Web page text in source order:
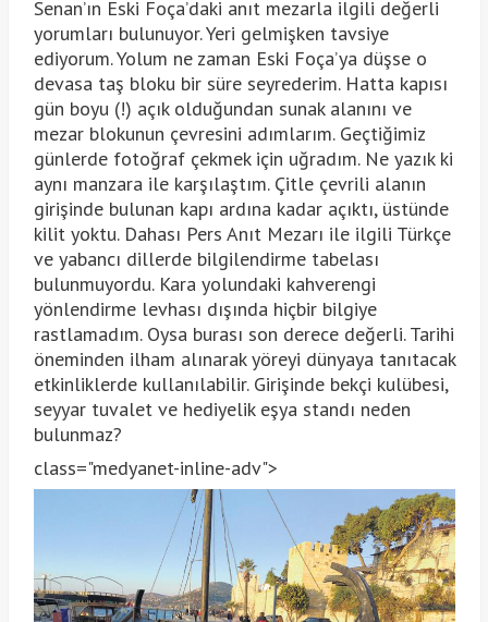
Senan’ın Eski Foça’daki anıt mezarla ilgili değerli
yorumları bulunuyor. Yeri gelmişken tavsiye
ediyorum. Yolum ne zaman Eski Foça’ya düşse o
devasa taş bloku bir süre seyrederim. Hatta kapısı
gün boyu (!) açık olduğundan sunak alanını ve
mezar blokunun çevresini adımlarım. Geçtiğimiz
günlerde fotoğraf çekmek için uğradım. Ne yazık ki
aynı manzara ile karşılaştım. Çitle çevrili alanın
girişinde bulunan kapı ardına kadar açıktı, üstünde
kilit yoktu. Dahası Pers Anıt Mezarı ile ilgili Türkçe
ve yabancı dillerde bilgilendirme tabelası
bulunmuyordu. Kara yolundaki kahverengi
yönlendirme levhası dışında hiçbir bilgiye
rastlamadım. Oysa burası son derece değerli. Tarihi
öneminden ilham alınarak yöreyi dünyaya tanıtacak
etkinliklerde kullanılabilir. Girişinde bekçi kulübesi,
seyyar tuvalet ve hediyelik eşya standı neden
bulunmaz?
class="medyanet-inline-adv">